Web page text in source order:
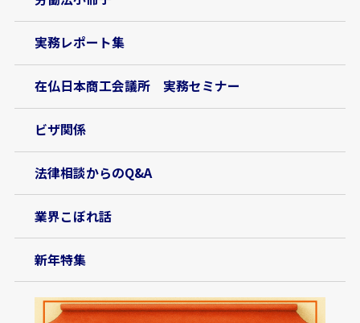
実務レポート集
在仏日本商工会議所 実務セミナー
ビザ関係
法律相談からのQ&A
業界こぼれ話
新年特集